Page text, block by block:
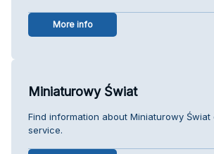
More info
Miniaturowy Świat
Find information about Miniaturowy Świat
service.